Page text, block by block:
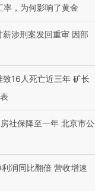
率，为何影响了黄金
薪涉刑案发回重审 因部
16人死亡近三年 矿长
社保降至一年 北京市公
润同比翻倍 营收增速